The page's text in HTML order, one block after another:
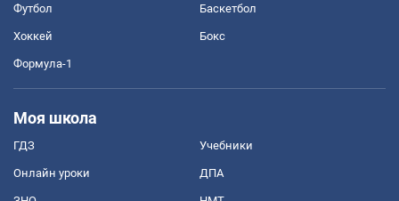
Футбол Баскетбол
Хоккей Бокс
Формула-1
Моя школа
ГДЗ Учебники
Онлайн уроки ДПА